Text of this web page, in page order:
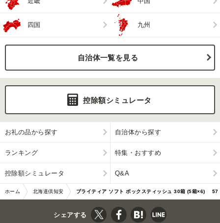
四国 九州
自治体一覧を見る
控除額シミュレータ
お礼の品から探す 自治体から探す
ランキング 特集・おすすめ
控除額シミュレータ Q&A
ホーム 北海道倶知安 ブライティア ソフト ボックスティッシュ 30箱 (5箱×6) 57
461885
シェアする